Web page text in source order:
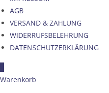
AGB
VERSAND & ZAHLUNG
WIDERRUFSBELEHRUNG
DATENSCHUTZERKLÄRUNG
Warenkorb